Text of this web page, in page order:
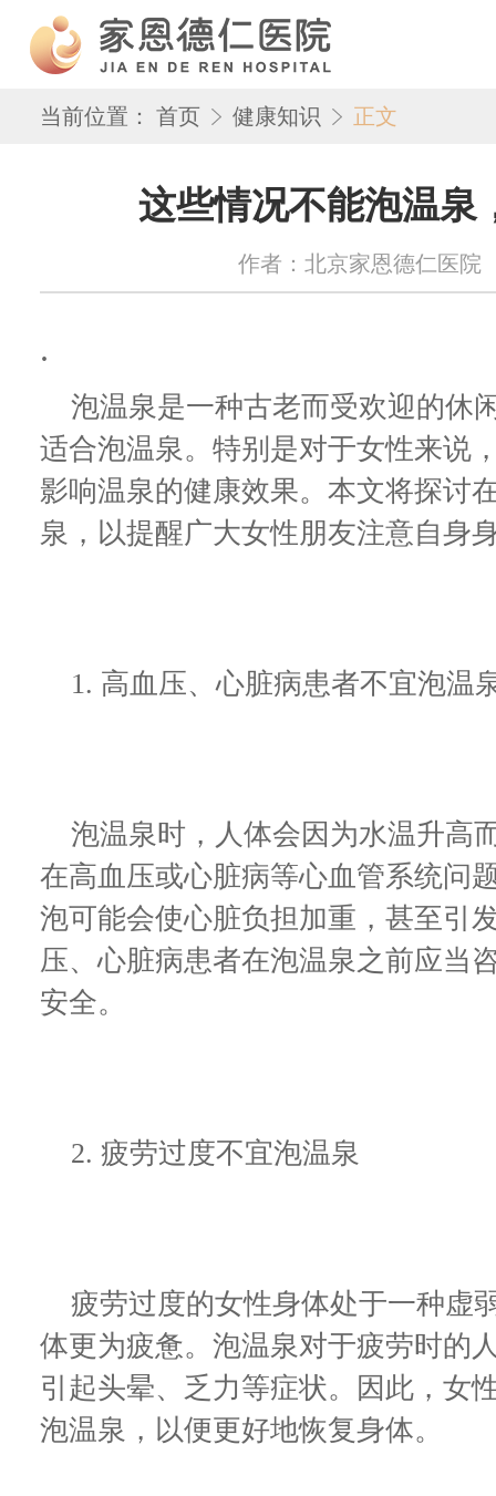
当前位置： 首页 健康知识 正文
这些情况不能泡温泉
作者：北京家恩德仁医院
.
泡温泉是一种古老而受欢迎的休
适合泡温泉。特别是对于女性来说
影响温泉的健康效果。本文将探讨
泉，以提醒广大女性朋友注意自身
1. 高血压、心脏病患者不宜泡温
泡温泉时，人体会因为水温升高
在高血压或心脏病等心血管系统问
泡可能会使心脏负担加重，甚至引
压、心脏病患者在泡温泉之前应当
安全。
2. 疲劳过度不宜泡温泉
疲劳过度的女性身体处于一种虚
体更为疲惫。泡温泉对于疲劳时的
引起头晕、乏力等症状。因此，女
泡温泉，以便更好地恢复身体。